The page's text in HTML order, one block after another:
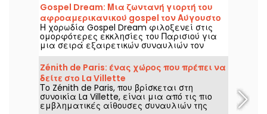
Gospel Dream: Μια ζωντανή γιορτή του
αφροαμερικανικού gospel τον Αύγουστο
του 2026 στο Παρίσι
Η χορωδία Gospel Dream φιλοξενεί στις
ομορφότερες εκκλησίες του Παρισιού για
μια σειρά εξαιρετικών συναυλιών τον
Αύγουστο του 2026. Μια μοναδική μουσική
εμπειρία που γιορτάζει την ελπίδα, την
ενότητα και την ανθεκτικότητα μέσα από
τους αυθεντικούς ύμνους της
Αφροαμερικανικής Εκκλησίας.
Zénith de Paris: ένας χώρος που πρέπει να
δείτε στο La Villette
Το Zénith de Paris, που βρίσκεται στη
συνοικία La Villette, είναι μια από τις πιο
εμβληματικές αίθουσες συναυλιών της